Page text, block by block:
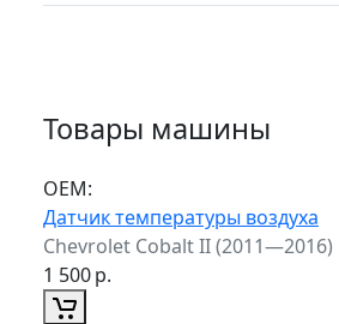
Товары машины
ОЕМ:
Датчик температуры воздуха
Chevrolet Cobalt II (2011—2016)
1 500р.